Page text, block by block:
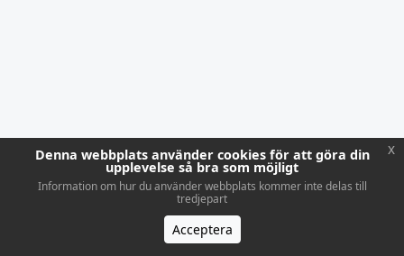
Denna webbplats använder cookies för att göra din
upplevelse så bra som möjligt
Information om hur du använder webbplats kommer inte delas till
tredjepart
Acceptera
x